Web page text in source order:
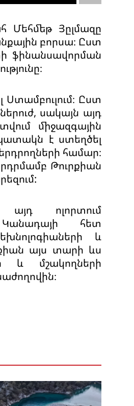
Մեհմեթ Յըլմազը
բորսա։ Ըստ
ֆինանսավորման
Ըստ
սակայն այդ
միջազգային
է ստեղծել
համար։
Թուրքիան
ոլորտում
հետ
և
այս տարի ևս
և մշակողների